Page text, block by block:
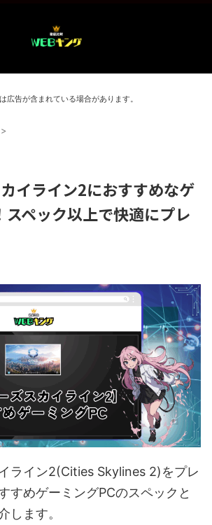
広告が含まれている場合があります。
>
イライン2におすすめなゲ
スペック以上で快適にプレ
ライン2(Cities Skylines 2)をプレ
すめゲーミングPCのスペックと
します。